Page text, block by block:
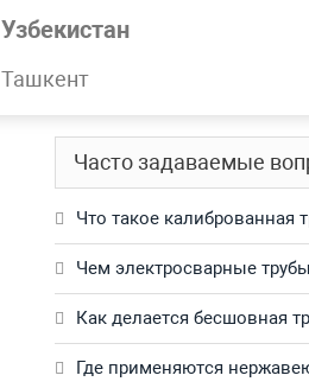
Узбекистан
Ташкент
Труба нержавеющая 140 мм
Обращайтесь и получите
Часто задаваемые
Что такое калиброванная
Чем электросварные
Как делается бесшовная
Где применяются